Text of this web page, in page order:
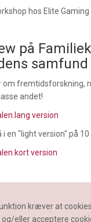
hos Elite Gaming
på
samfund
om fremtidsforskning,
andet!
version
i en "light version" på
version
kræver at
og/eller acceptere